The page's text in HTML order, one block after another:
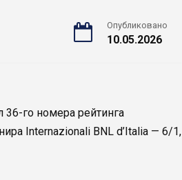
Опубликовано
10.05.2026
36-го номера рейтинга
Internazionali BNL d’Italia — 6/1,